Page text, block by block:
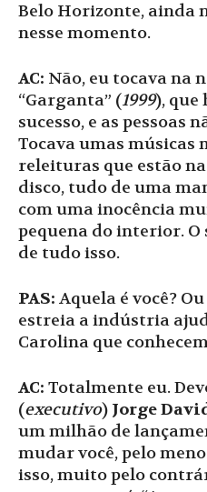
Belo Horizonte, ainda
nesse momento.
AC: Não, eu tocava na
“Garganta” (1999), que
sucesso, e as pessoas
Tocava umas músicas
releituras que estão
disco, tudo de uma
com uma inocência
pequena do interior. O
de tudo isso.
PAS: Aquela é você?
estreia a indústria
Carolina que
AC: Totalmente eu.
(executivo) Jorge
um milhão de
mudar você, pelo
isso, muito pelo